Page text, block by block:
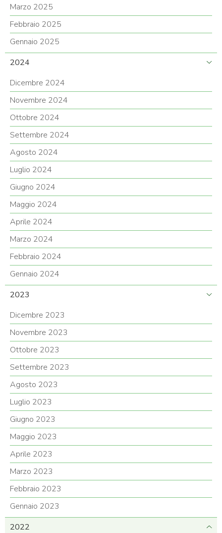
Marzo 2025
Febbraio 2025
Gennaio 2025
2024
Dicembre 2024
Novembre 2024
Ottobre 2024
Settembre 2024
Agosto 2024
Luglio 2024
Giugno 2024
Maggio 2024
Aprile 2024
Marzo 2024
Febbraio 2024
Gennaio 2024
2023
Dicembre 2023
Novembre 2023
Ottobre 2023
Settembre 2023
Agosto 2023
Luglio 2023
Giugno 2023
Maggio 2023
Aprile 2023
Marzo 2023
Febbraio 2023
Gennaio 2023
2022